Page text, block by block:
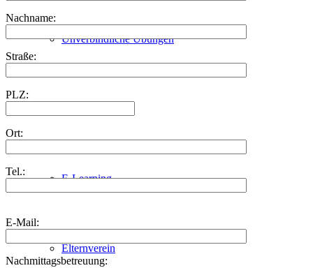
Unverbindliche Übungen
E-Learning
Elternverein
Nachname:
Straße:
PLZ:
Ort:
Tel.:
lasse
leer.
E-Mail:
Nachmittagsbetreuung: